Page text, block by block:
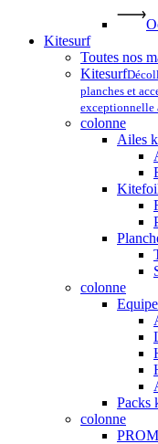
Kitesurf
Toutes nos
Kitesurf
planches et
exceptionnelle
colonne
Ailes
colonne
Packs
colonne